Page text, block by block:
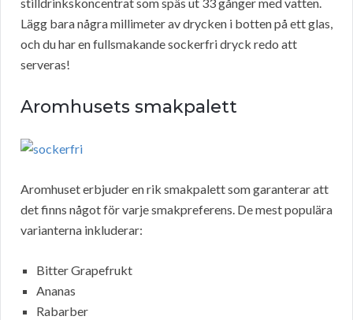
Lägg bara några millimeter av drycken i botten på ett glas,
och du har en fullsmakande sockerfri dryck redo att
serveras!
Aromhusets smakpalett
Aromhuset erbjuder en rik smakpalett som garanterar att
det finns något för varje smakpreferens. De mest populära
varianterna inkluderar:
Bitter Grapefrukt
Ananas
Rabarber